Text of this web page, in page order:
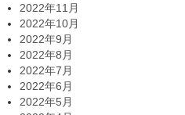
2022年11月
2022年10月
2022年9月
2022年8月
2022年7月
2022年6月
2022年5月